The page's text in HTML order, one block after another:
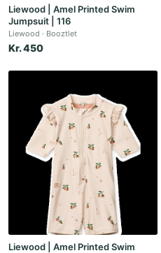
Liewood | Amel Printed Swim
Jumpsuit | 116
Liewood Booztlet
Kr. 450
Liewood | Amel Printed Swim